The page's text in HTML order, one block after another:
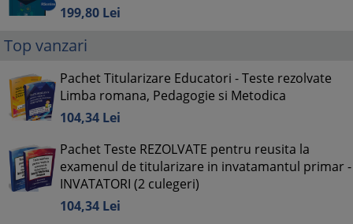
199,80 Lei
Top vanzari
Pachet Titularizare Educatori - Teste rezolvate
Limba romana, Pedagogie si Metodica
104,34 Lei
Pachet Teste REZOLVATE pentru reusita la
examenul de titularizare in invatamantul primar -
INVATATORI (2 culegeri)
104,34 Lei